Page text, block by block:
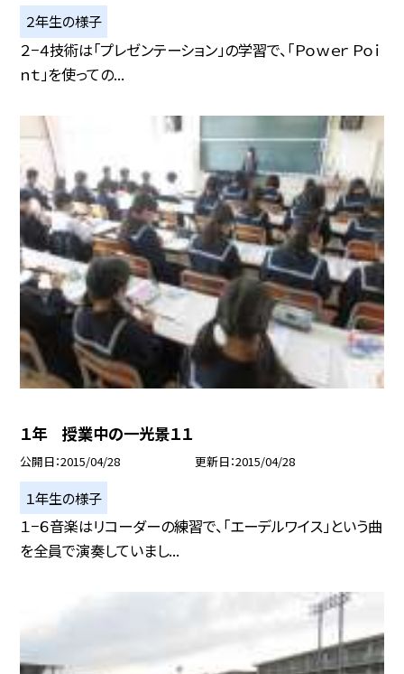
２年生の様子
２−４技術は「プレゼンテーション」の学習で、「Ｐｏｗｅｒ Ｐｏｉ
ｎｔ」を使っての...
１年 授業中の一光景１１
公開日 2015/04/28 更新日 2015/04/28
１年生の様子
１−６音楽はリコーダーの練習で、「エーデルワイス」という曲
を全員で演奏していまし...